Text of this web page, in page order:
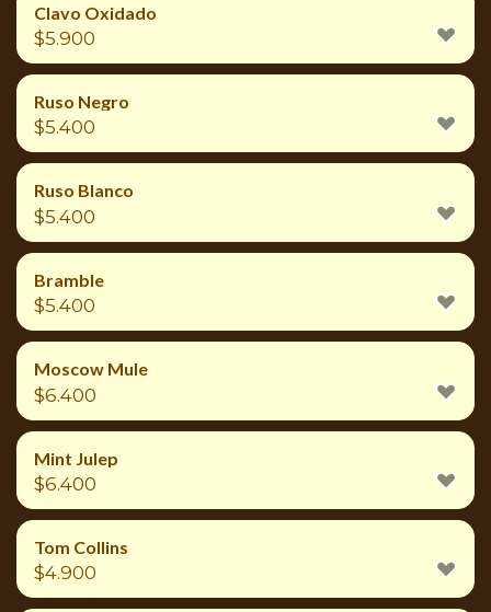
Clavo Oxidado
$5.900
Ruso Negro
$5.400
Ruso Blanco
$5.400
Bramble
$5.400
Moscow Mule
$6.400
Mint Julep
$6.400
Tom Collins
$4.900